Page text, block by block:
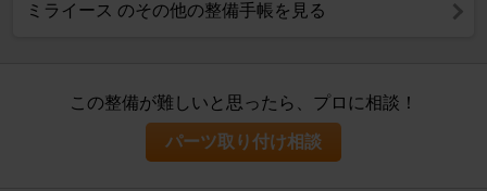
ミライース のその他の整備手帳を見る
この整備が難しいと思ったら、プロに相談！
パーツ取り付け相談